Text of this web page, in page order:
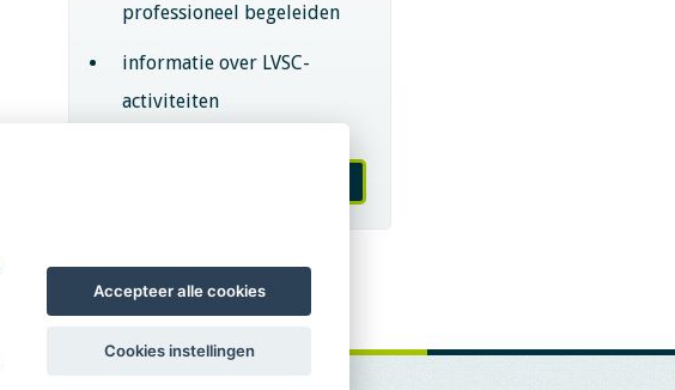
professioneel begeleiden
informatie over LVSC-
activiteiten
Accepteer alle cookies
Cookies instellingen